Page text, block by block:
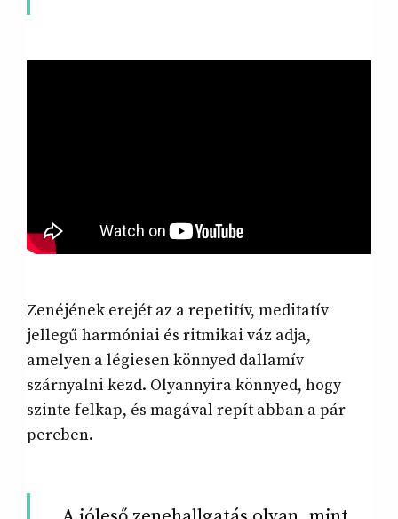
Zenéjének erejét az a repetitív, meditatív
jellegű harmóniai és ritmikai váz adja,
amelyen a légiesen könnyed dallamív
szárnyalni kezd. Olyannyira könnyed, hogy
szinte felkap, és magával repít abban a pár
percben.